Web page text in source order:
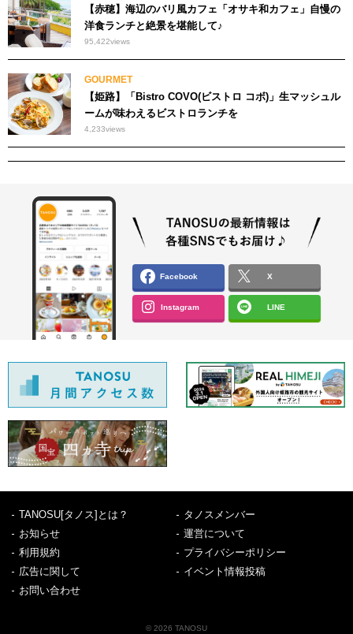
【赤穂】海辺のバリ風カフェ「オサキ和カフェ」自慢の
洋食ランチと絶景を堪能して♪
95,422views
GOURMET
【姫路】「Bistro COVO(ビストロ コボ)」生マッシュル
ームが味わえるビストロランチを
4,233views
Facebook X
Instagram LINE
TANOSU[タノス]とは？
タノスメンバー
お知らせ
運営について
利用規約
プライバシーポリシー
広告に関して
イベント情報投稿
お問い合わせ
© 2026 TANOSU